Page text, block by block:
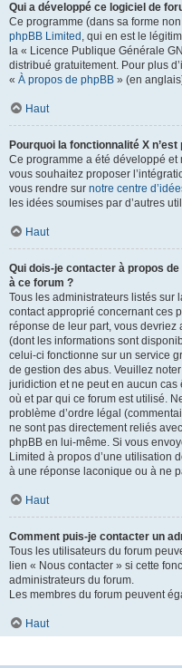
Qui a développé ce logiciel de
Ce programme (dans sa forme
phpBB Limited , qui en est le
la « Licence Publique Générale
distribué gratuitement. Pour plus
« À propos de phpBB » (en
Haut
Pourquoi la fonctionnalité X
Ce programme a été développé
vous souhaitez proposer
vous rendre sur notre centre
les idées soumises par d’autres
Haut
Qui dois-je contacter à propos de
à ce forum ?
Tous les administrateurs listés sur
contact approprié concernant ces
réponse de leur part, vous
(dont les informations sont
celui-ci fonctionne sur un service
de gestion des abus. Veuillez
juridiction et ne peut en aucun
où et par qui ce forum est utilisé.
problème d’ordre légal
ne sont pas directement reliés
phpBB en lui-même. Si vous
Limited à propos d’une utilisation
à une réponse laconique ou à ne
Haut
Comment puis-je contacter un
Tous les utilisateurs du forum
lien « Nous contacter » si cette
administrateurs du forum.
Les membres du forum peuvent
Haut